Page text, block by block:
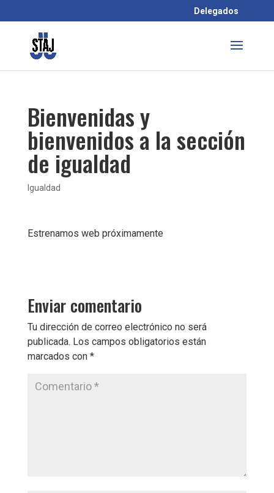
Delegados
Bienvenidas y
bienvenidos a la sección
de igualdad
Igualdad
Estrenamos web próximamente
Enviar comentario
Tu dirección de correo electrónico no será
publicada. Los campos obligatorios están
marcados con *